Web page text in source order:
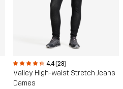
4.4 (28)
Valley High-waist Stretch Jeans
Dames